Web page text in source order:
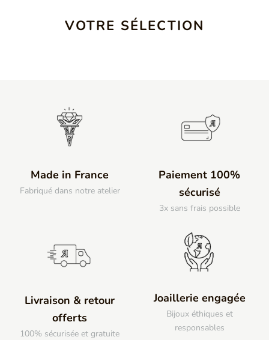
VOTRE SÉLECTION
Made in France
Fabriqué dans notre atelier
Paiement 100%
sécurisé
3x sans frais possible
Livraison & retour
offerts
100% sécurisée et gratuite
Joaillerie engagée
Bijoux éthiques et
responsables